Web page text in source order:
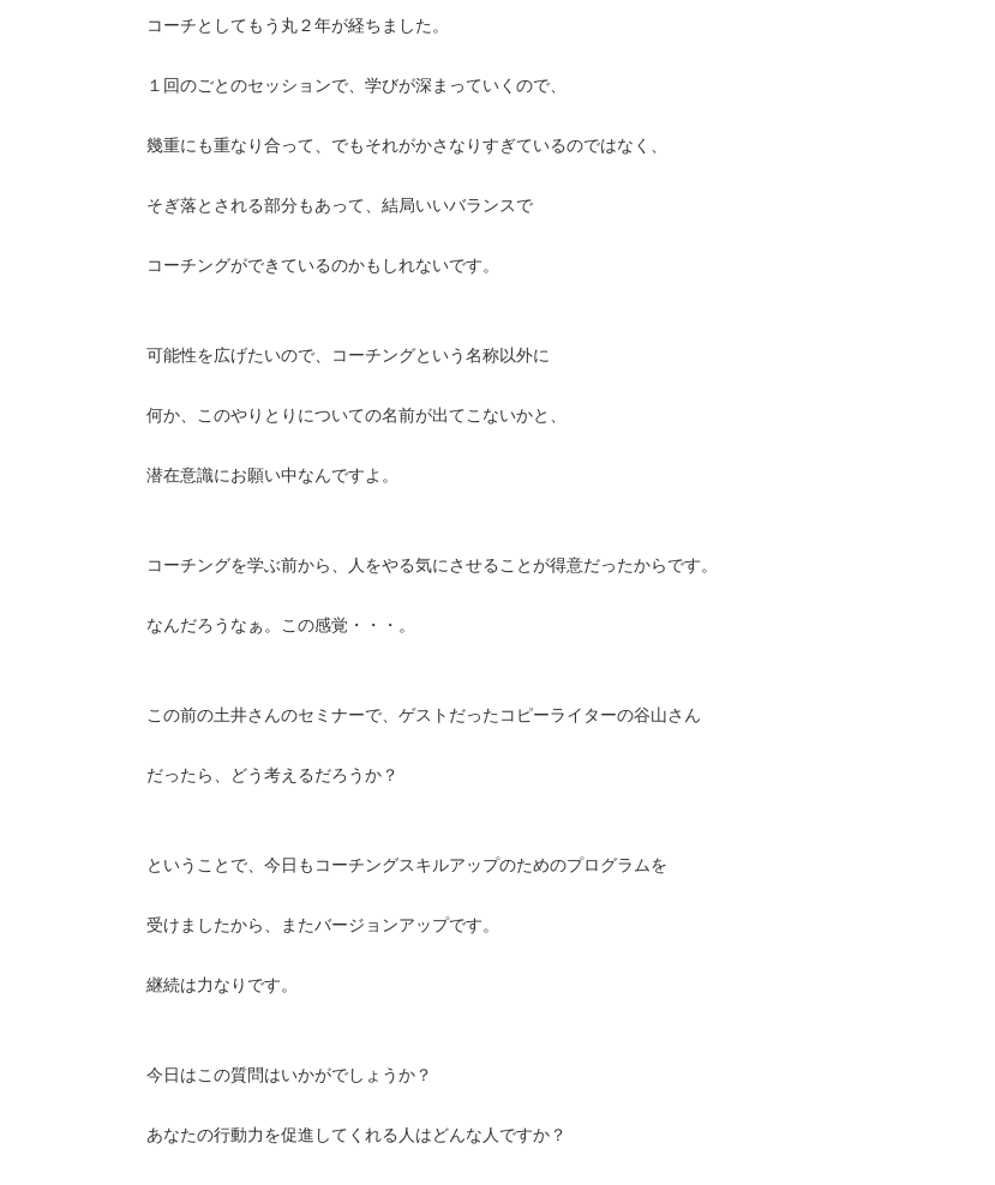
コーチとしてもう丸２年が経ちました。
１回のごとのセッションで、学びが深まっていくので、
幾重にも重なり合って、でもそれがかさなりすぎているのではなく、
そぎ落とされる部分もあって、結局いいバランスで
コーチングができているのかもしれないです。
可能性を広げたいので、コーチングという名称以外に
何か、このやりとりについての名前が出てこないかと、
潜在意識にお願い中なんですよ。
コーチングを学ぶ前から、人をやる気にさせることが得意だったからです。
なんだろうなぁ。この感覚・・・。
この前の土井さんのセミナーで、ゲストだったコピーライターの谷山さん
だったら、どう考えるだろうか？
ということで、今日もコーチングスキルアップのためのプログラムを
受けましたから、またバージョンアップです。
継続は力なりです。
今日はこの質問はいかがでしょうか？
あなたの行動力を促進してくれる人はどんな人ですか？